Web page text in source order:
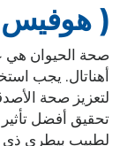
( هوفيس
صحة الحيوان هي
أهناتال. يجب
لتعزيز صحة
تحقيق أفضل تأثير
لطبيب بيطري ذي